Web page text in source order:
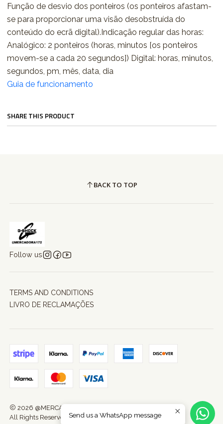
Função de desvio dos ponteiros (os ponteiros afastam-
se para proporcionar uma visão desobstruída do
conteúdo do ecrã digital).Indicação regular das horas:
Analógico: 2 ponteiros (horas, minutos [os ponteiros
movem-se a cada 20 segundos]) Digital: horas, minutos,
segundos, pm, mês, data, dia
Guia de funcionamento
SHARE THIS PRODUCT
BACK TO TOP
Follow us
TERMS AND CONDITIONS
LIVRO DE RECLAMAÇÕES
2026 @MERCADORA172.
All Rights Reserved.Powered by Jumpseller.
Send us a WhatsApp message